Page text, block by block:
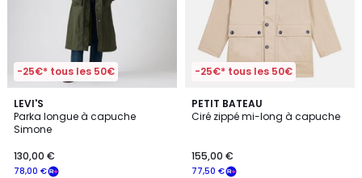
-25€* tous les 50€
LEVI'S
Parka longue à capuche
Simone
78,00 €
130,00 €
4
/
5
-25€* tous les 50€
PETIT BATEAU
Ciré zippé mi-long à capuche
77,50 €
155,00 €
5
/
2
Couleurs